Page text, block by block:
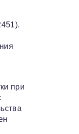
при